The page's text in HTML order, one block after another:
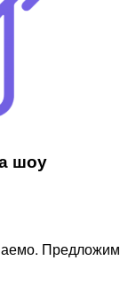
шоу​
Предложим